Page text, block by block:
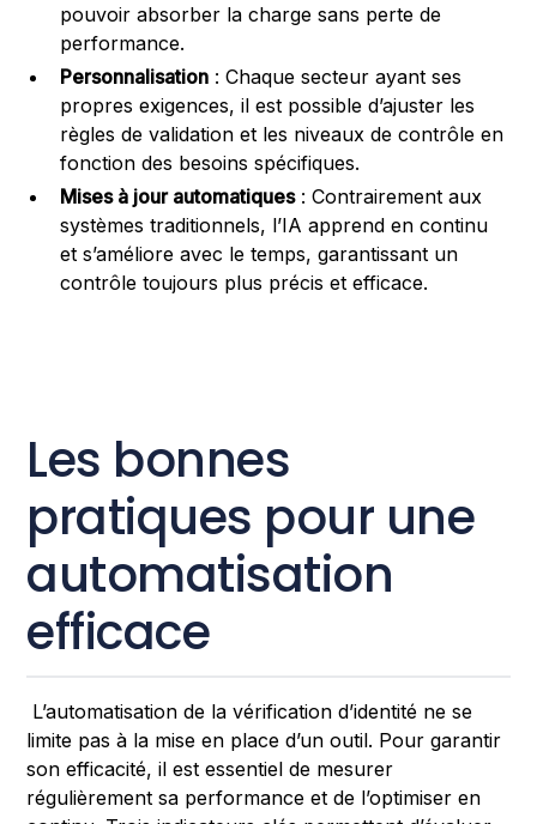
pouvoir absorber la charge sans perte de
performance.
Personnalisation : Chaque secteur ayant ses
propres exigences, il est possible d’ajuster les
règles de validation et les niveaux de contrôle en
fonction des besoins spécifiques.
Mises à jour automatiques: Contrairement aux
systèmes traditionnels, l’IA apprend en continu
et s’améliore avec le temps, garantissant un
contrôle toujours plus précis et efficace.
Les bonnes
pratiques pour une
automatisation
efficace
L’automatisation de la vérification d’identité ne se
limite pas à la mise en place d’un outil. Pour garantir
son efficacité, il est essentiel de mesurer
régulièrement sa performance et de l’optimiser en